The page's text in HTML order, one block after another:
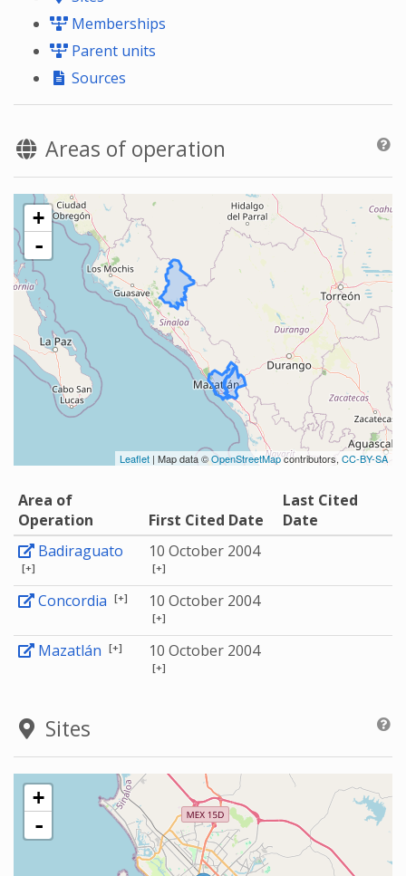
Memberships
Parent units
Sources
Areas of operation
+
-
Leaflet | Map data ©OpenStreetMapcontributors, CC-BY-SA
Area of
Operation
First Cited Date
Last Cited
Date
Badiraguato
[+]
10 October 2004
[+]
Concordia [+] 10 October 2004
[+]
Mazatlán [+] 10 October 2004
[+]
Sites
+
-